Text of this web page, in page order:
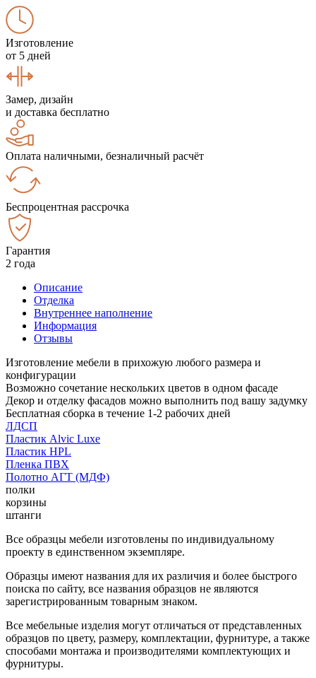
Изготовление
от 5 дней
Замер, дизайн
и доставка бесплатно
Оплата наличными, безналичный расчёт
Беспроцентная рассрочка
Гарантия
2 года
Описание
Отделка
Внутреннее наполнение
Информация
Отзывы
Изготовление мебели в прихожую любого размера и
конфигурации
Возможно сочетание нескольких цветов в одном фасаде
Декор и отделку фасадов можно выполнить под вашу задумку
Бесплатная сборка в течение 1-2 рабочих дней
ЛДСП
Пластик Alvic Luxe
Пластик HPL
Пленка ПВХ
Полотно АГТ (МДФ)
полки
корзины
штанги
Все образцы мебели изготовлены по индивидуальному
проекту в единственном экземпляре.
Образцы имеют названия для их различия и более быстрого
поиска по сайту, все названия образцов не являются
зарегистрированным товарным знаком.
Все мебельные изделия могут отличаться от представленных
образцов по цвету, размеру, комплектации, фурнитуре, а также
способами монтажа и производителями комплектующих и
фурнитуры.